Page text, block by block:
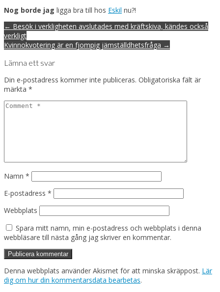
Nog borde jag ligga bra till hos Eskil nu?!
Post
navigation
← Besök i verkligheten avslutades med kräftskiva, kändes också
verkligt
Kvinnokvotering är en fjompig jämställdhetsfråga →
Lämna ett svar
Din e-postadress kommer inte publiceras. Obligatoriska fält är
märkta *
Namn *
E-postadress *
Webbplats
Spara mitt namn, min e-postadress och webbplats i denna
webbläsare till nästa gång jag skriver en kommentar.
Denna webbplats använder Akismet för att minska skräppost. Lär
dig om hur din kommentarsdata bearbetas.